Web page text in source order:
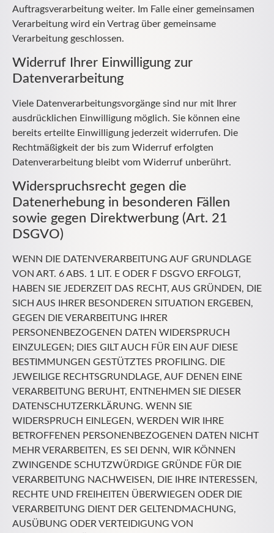
Auftragsverarbeitung weiter. Im Falle einer gemeinsamen
Verarbeitung wird ein Vertrag über gemeinsame
Verarbeitung geschlossen.
Widerruf Ihrer Einwilligung zur
Datenverarbeitung
Viele Datenverarbeitungsvorgänge sind nur mit Ihrer
ausdrücklichen Einwilligung möglich. Sie können eine
bereits erteilte Einwilligung jederzeit widerrufen. Die
Rechtmäßigkeit der bis zum Widerruf erfolgten
Datenverarbeitung bleibt vom Widerruf unberührt.
Widerspruchsrecht gegen die
Datenerhebung in besonderen Fällen
sowie gegen Direktwerbung (Art. 21
DSGVO)
WENN DIE DATENVERARBEITUNG AUF GRUNDLAGE
VON ART. 6 ABS. 1 LIT. E ODER F DSGVO ERFOLGT,
HABEN SIE JEDERZEIT DAS RECHT, AUS GRÜNDEN, DIE
SICH AUS IHRER BESONDEREN SITUATION ERGEBEN,
GEGEN DIE VERARBEITUNG IHRER
PERSONENBEZOGENEN DATEN WIDERSPRUCH
EINZULEGEN; DIES GILT AUCH FÜR EIN AUF DIESE
BESTIMMUNGEN GESTÜTZTES PROFILING. DIE
JEWEILIGE RECHTSGRUNDLAGE, AUF DENEN EINE
VERARBEITUNG BERUHT, ENTNEHMEN SIE DIESER
DATENSCHUTZERKLÄRUNG. WENN SIE
WIDERSPRUCH EINLEGEN, WERDEN WIR IHRE
BETROFFENEN PERSONENBEZOGENEN DATEN NICHT
MEHR VERARBEITEN, ES SEI DENN, WIR KÖNNEN
ZWINGENDE SCHUTZWÜRDIGE GRÜNDE FÜR DIE
VERARBEITUNG NACHWEISEN, DIE IHRE INTERESSEN,
RECHTE UND FREIHEITEN ÜBERWIEGEN ODER DIE
VERARBEITUNG DIENT DER GELTENDMACHUNG,
AUSÜBUNG ODER VERTEIDIGUNG VON